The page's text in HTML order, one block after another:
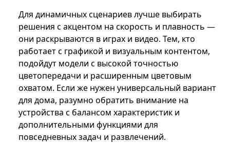
Для динамичных сценариев лучше выбирать
решения с акцентом на скорость и плавность —
они раскрываются в играх и видео. Тем, кто
работает с графикой и визуальным контентом,
подойдут модели с высокой точностью
цветопередачи и расширенным цветовым
охватом. Если же нужен универсальный вариант
для дома, разумно обратить внимание на
устройства с балансом характеристик и
дополнительными функциями для
повседневных задач и развлечений.